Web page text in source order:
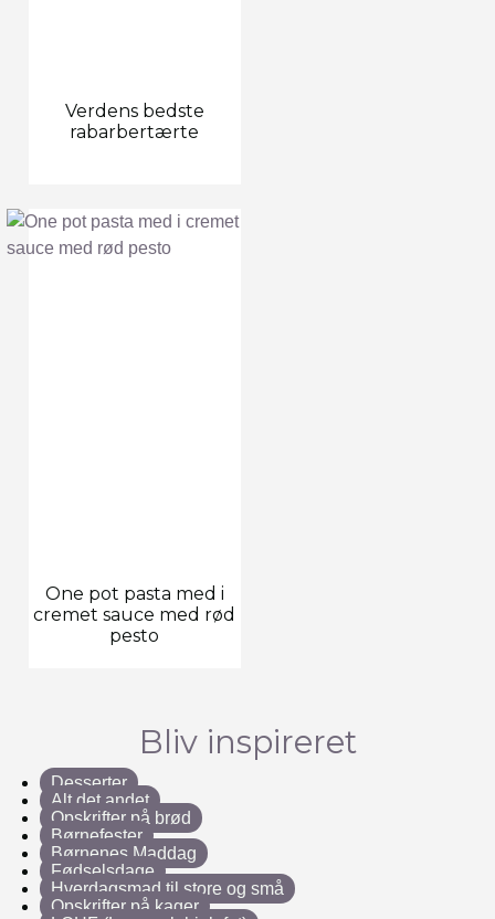
Verdens bedste
rabarbertærte
One pot pasta med i
cremet sauce med rød
pesto
Bliv inspireret
Desserter
Alt det andet
Opskrifter på brød
Børnefester
Børnenes Maddag
Fødselsdage
Hverdagsmad til store og små
Opskrifter på kager